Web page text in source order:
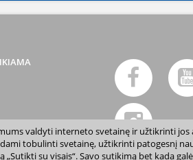
valdyti interneto svetainę ir užtikrinti jos
tobulinti svetainę, užtikrinti patogesnį
su visais“. Savo sutikimą bet kada